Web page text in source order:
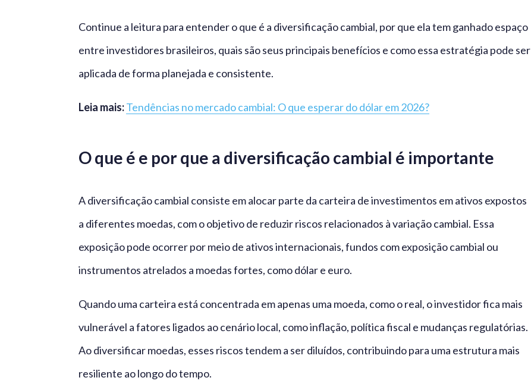
Continue a leitura para entender o que é a diversificação cambial, por que ela tem ganhado espaço
entre investidores brasileiros, quais são seus principais benefícios e como essa estratégia pode ser
aplicada de forma planejada e consistente.
Leia mais:Tendências no mercado cambial: O que esperar do dólar em 2026?
O que é e por que a diversificação cambial é importante
A diversificação cambial consiste em alocar parte da carteira de investimentos em ativos expostos
a diferentes moedas, com o objetivo de reduzir riscos relacionados à variação cambial. Essa
exposição pode ocorrer por meio de ativos internacionais, fundos com exposição cambial ou
instrumentos atrelados a moedas fortes, como dólar e euro.
Quando uma carteira está concentrada em apenas uma moeda, como o real, o investidor fica mais
vulnerável a fatores ligados ao cenário local, como inflação, política fiscal e mudanças regulatórias.
Ao diversificar moedas, esses riscos tendem a ser diluídos, contribuindo para uma estrutura mais
resiliente ao longo do tempo.